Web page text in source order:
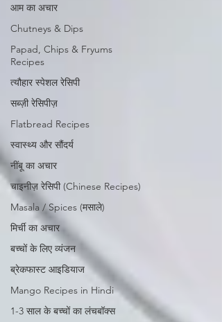
आम का अचार
Chutneys & Dips
Papad, Chips & Fryums
Recipes
त्यौहार स्पेशल रेसिपी
सब्ज़ी रेसिपीज़
Flatbread Recipes
स्वास्थ्य और सौंदर्य
नींबू का अचार
चाइनीज़ रेसिपी (Chinese Recipes)
Masala / Spices (मसाले)
मिर्ची का अचार
बच्चों के लिए व्यंजन
ब्रेकफास्ट आइडियाज
Mango Recipes in Hindi
1-3 साल के बच्चों का लंचबॉक्स